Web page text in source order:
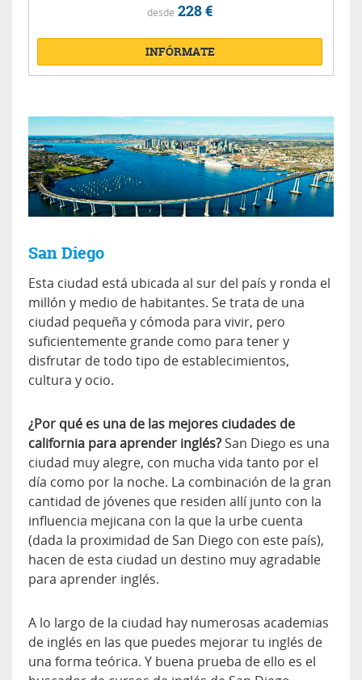
desde 228 €
INFÓRMATE
San Diego
Esta ciudad está ubicada al sur del país y ronda el
millón y medio de habitantes. Se trata de una
ciudad pequeña y cómoda para vivir, pero
suficientemente grande como para tener y
disfrutar de todo tipo de establecimientos,
cultura y ocio.
¿Por qué es una de las mejores ciudades de
california para aprender inglés? San Diego es una
ciudad muy alegre, con mucha vida tanto por el
día como por la noche. La combinación de la gran
cantidad de jóvenes que residen allí junto con la
influencia mejicana con la que la urbe cuenta
(dada la proximidad de San Diego con este país),
hacen de esta ciudad un destino muy agradable
para aprender inglés.
A lo largo de la ciudad hay numerosas academias
de inglés en las que puedes mejorar tu inglés de
una forma teórica. Y buena prueba de ello es el